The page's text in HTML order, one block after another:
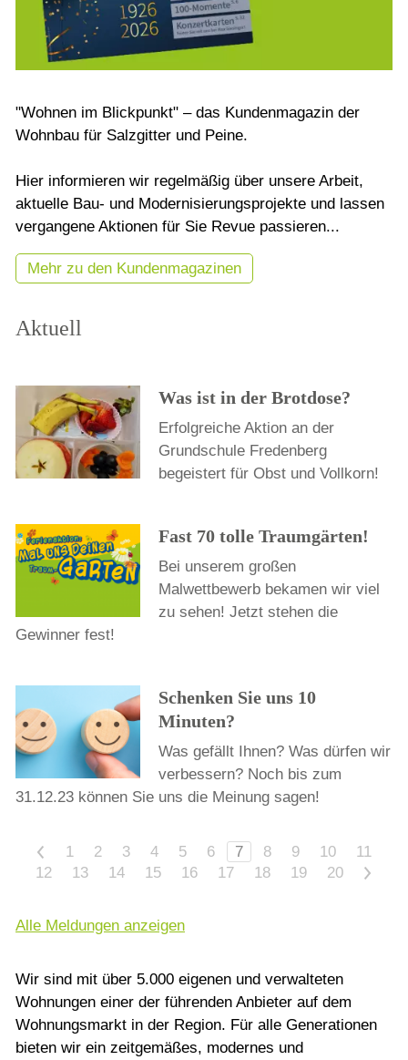
"Wohnen im Blickpunkt" – das Kundenmagazin der
Wohnbau für Salzgitter und Peine.
Hier informieren wir regelmäßig über unsere Arbeit,
aktuelle Bau- und Modernisierungsprojekte und lassen
vergangene Aktionen für Sie Revue passieren...
Mehr zu den Kundenmagazinen
Aktuell
Was ist in der Brotdose?
Erfolgreiche Aktion an der
Grundschule Fredenberg
begeistert für Obst und Vollkorn!
Fast 70 tolle Traumgärten!
Bei unserem großen
Malwettbewerb bekamen wir viel
zu sehen! Jetzt stehen die
Gewinner fest!
Schenken Sie uns 10
Minuten?
Was gefällt Ihnen? Was dürfen wir
verbessern? Noch bis zum
31.12.23 können Sie uns die Meinung sagen!
< 1 2 3 4 5 6 7 8 9 10
11
12
13 14 15 16 17 18 19 20 >
Alle Meldungen anzeigen
Wir sind mit über 5.000 eigenen und verwalteten
Wohnungen einer der führenden Anbieter auf dem
Wohnungsmarkt in der Region. Für alle Generationen
bieten wir ein zeitgemäßes, modernes und